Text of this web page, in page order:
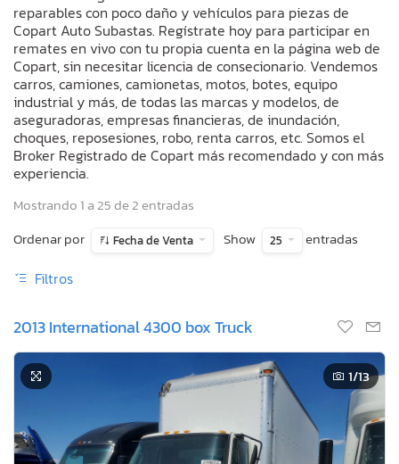
reparables con poco daño y vehículos para piezas de
Copart Auto Subastas. Regístrate hoy para participar en
remates en vivo con tu propia cuenta en la página web de
Copart, sin necesitar licencia de consecionario. Vendemos
carros, camiones, camionetas, motos, botes, equipo
industrial y más, de todas las marcas y modelos, de
aseguradoras, empresas financieras, de inundación,
choques, reposesiones, robo, renta carros, etc. Somos el
Broker Registrado de Copart más recomendado y con más
experiencia.
Mostrando 1 a 25 de 2 entradas
Ordenar por
Fecha de Venta Show 25 entradas
Filtros
2013 International 4300 box Truck
1/13